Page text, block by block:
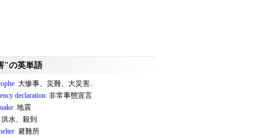
"の英単語
大惨事、災難、大災害..
declaration 非常事態宣言
地震
洪水、殺到
避難所